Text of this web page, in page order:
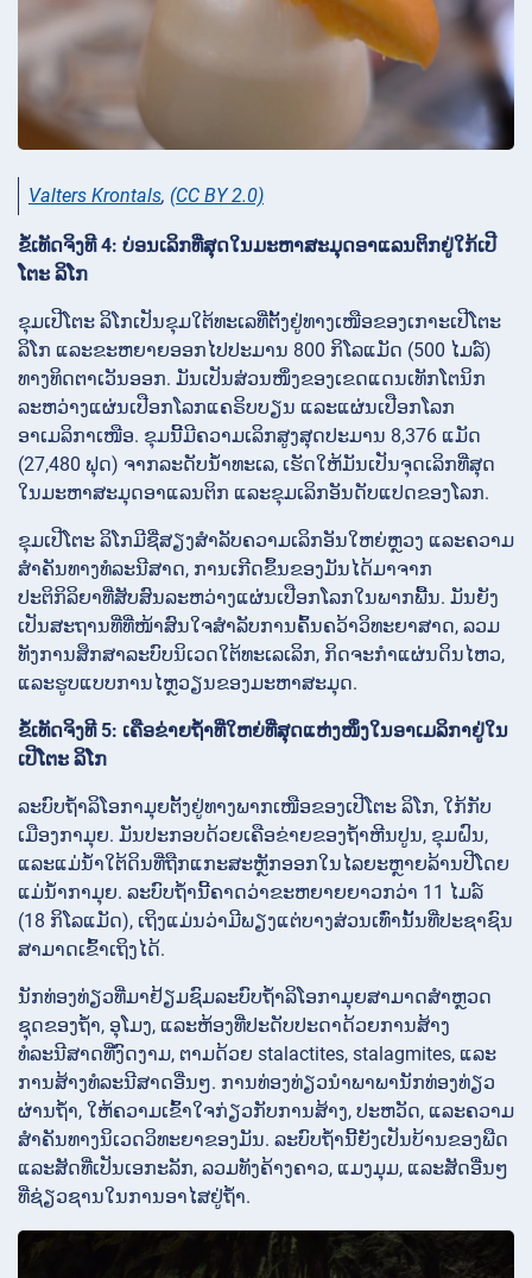
Valters Krontals, (CC BY 2.0)
ຂໍ້ເທັດຈິງທີ 4: ບ່ອນເລິກທີ່ສຸດໃນມະຫາສະມຸດອາແລນຕິກຢູ່ໃກ້ເປີ
ໂຕະ ລິໂກ
ຂຸມເປີໂຕະ ລິໂກເປັນຂຸມໃຕ້ທະເລທີ່ຕັ້ງຢູ່ທາງເໜືອຂອງເກາະເປີໂຕະ
ລິໂກ ແລະຂະຫຍາຍອອກໄປປະມານ 800 ກິໂລແມັດ (500 ໄມລ໌)
ທາງທິດຕາເວັນອອກ. ມັນເປັນສ່ວນໜຶ່ງຂອງເຂດແດນເທັກໂຕນິກ
ລະຫວ່າງແຜ່ນເປືອກໂລກແຄຣິບບຽນ ແລະແຜ່ນເປືອກໂລກ
ອາເມລິກາເໜືອ. ຂຸມນີ້ມີຄວາມເລິກສູງສຸດປະມານ 8,376 ແມັດ
(27,480 ຟຸດ) ຈາກລະດັບນ້ຳທະເລ, ເຮັດໃຫ້ມັນເປັນຈຸດເລິກທີ່ສຸດ
ໃນມະຫາສະມຸດອາແລນຕິກ ແລະຂຸມເລິກອັນດັບແປດຂອງໂລກ.
ຂຸມເປີໂຕະ ລິໂກມີຊື່ສຽງສຳລັບຄວາມເລິກອັນໃຫຍ່ຫຼວງ ແລະຄວາມ
ສຳຄັນທາງທໍລະນີສາດ, ການເກີດຂຶ້ນຂອງມັນໄດ້ມາຈາກ
ປະຕິກິລິຍາທີ່ສັບສົນລະຫວ່າງແຜ່ນເປືອກໂລກໃນພາກພື້ນ. ມັນຍັງ
ເປັນສະຖານທີ່ທີ່ໜ້າສົນໃຈສຳລັບການຄົ້ນຄວ້າວິທະຍາສາດ, ລວມ
ທັງການສຶກສາລະບົບນິເວດໃຕ້ທະເລເລິກ, ກິດຈະກຳແຜ່ນດິນໄຫວ,
ແລະຮູບແບບການໄຫຼວຽນຂອງມະຫາສະມຸດ.
ຂໍ້ເທັດຈິງທີ 5: ເຄືອຂ່າຍຖ້ຳທີ່ໃຫຍ່ທີ່ສຸດແຫ່ງໜຶ່ງໃນອາເມລິກາຢູ່ໃນ
ເປີໂຕະ ລິໂກ
ລະບົບຖ້ຳລິໂອກາມຸຍຕັ້ງຢູ່ທາງພາກເໜືອຂອງເປີໂຕະ ລິໂກ, ໃກ້ກັບ
ເມືອງກາມຸຍ. ມັນປະກອບດ້ວຍເຄືອຂ່າຍຂອງຖ້ຳຫີນປູນ, ຂຸມຝົນ,
ແລະແມ່ນ້ຳໃຕ້ດິນທີ່ຖືກແກະສະຫຼັກອອກໃນໄລຍະຫຼາຍລ້ານປີໂດຍ
ແມ່ນ້ຳກາມຸຍ. ລະບົບຖ້ຳນີ້ຄາດວ່າຂະຫຍາຍຍາວກວ່າ 11 ໄມລ໌
(18 ກິໂລແມັດ), ເຖິງແມ່ນວ່າມີພຽງແຕ່ບາງສ່ວນເທົ່ານັ້ນທີ່ປະຊາຊົນ
ສາມາດເຂົ້າເຖິງໄດ້.
ນັກທ່ອງທ່ຽວທີ່ມາຢ້ຽມຊົມລະບົບຖ້ຳລິໂອກາມຸຍສາມາດສຳຫຼວດ
ຊຸດຂອງຖ້ຳ, ອຸໂມງ, ແລະຫ້ອງທີ່ປະດັບປະດາດ້ວຍການສ້າງ
ທໍລະນີສາດທີ່ງົດງາມ, ຕາມດ້ວຍ stalactites, stalagmites, ແລະ
ການສ້າງທໍລະນີສາດອື່ນໆ. ການທ່ອງທ່ຽວນຳພາພານັກທ່ອງທ່ຽວ
ຜ່ານຖ້ຳ, ໃຫ້ຄວາມເຂົ້າໃຈກ່ຽວກັບການສ້າງ, ປະຫວັດ, ແລະຄວາມ
ສຳຄັນທາງນິເວດວິທະຍາຂອງມັນ. ລະບົບຖ້ຳນີ້ຍັງເປັນບ້ານຂອງພືດ
ແລະສັດທີ່ເປັນເອກະລັກ, ລວມທັງຄ້າງຄາວ, ແມງມຸມ, ແລະສັດອື່ນໆ
ທີ່ຊ່ຽວຊານໃນການອາໄສຢູ່ຖ້ຳ.